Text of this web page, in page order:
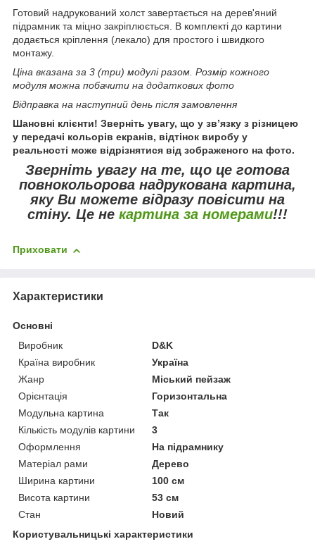
Готовий надрукований холст завертається на дерев'яний
підрамник та міцно закріплюється. В комплекті до картини
додається кріплення (лекало) для простого і швидкого
монтажу.
Ціна вказана за 3 (три) модулі разом. Розмір кожного
модуля можна побачити на додаткових фото
Відправка на наступний день після замовлення
Шановні клієнти! Зверніть увагу, що у зв’язку з різницею
у передачі кольорів екранів, відтінок виробу у
реальності може відрізнятися від зображеного на фото.
Зверніть увагуна те, що це готова
повнокольорова надрукована картина,
яку Ви можете відразу повісити на
стіну. Це не картина за номерами!!!
Приховати
Характеристики
Основні
Виробник
D&K
Країна виробник
Україна
Жанр
Міський пейзаж
Орієнтація
Горизонтальна
Модульна картина
Так
Кількість модулів картини
3
Оформлення
На підрамнику
Матеріал рами
Дерево
Ширина картини
100 см
Висота картини
53 см
Стан
Новий
Користувальницькі характеристики